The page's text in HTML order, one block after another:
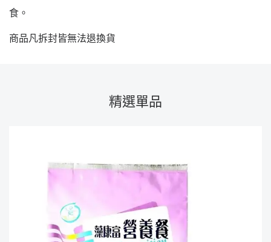
食。
商品凡拆封皆無法退換貨
精選單品